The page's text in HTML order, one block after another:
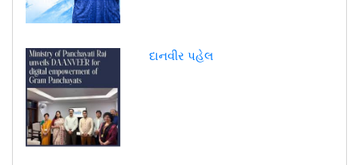
દાનવીર પહેલ